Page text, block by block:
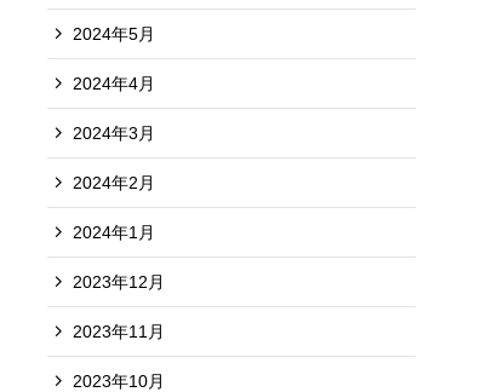
2024年5月
2024年4月
2024年3月
2024年2月
2024年1月
2023年12月
2023年11月
2023年10月